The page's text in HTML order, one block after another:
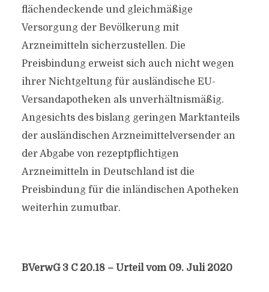
flächendeckende und gleichmäßige
Versorgung der Bevölkerung mit
Arzneimitteln sicherzustellen. Die
Preisbindung erweist sich auch nicht wegen
ihrer Nichtgeltung für ausländische EU-
Versandapotheken als unverhältnismäßig.
Angesichts des bislang geringen Marktanteils
der ausländischen Arzneimittelversender an
der Abgabe von rezeptpflichtigen
Arzneimitteln in Deutschland ist die
Preisbindung für die inländischen Apotheken
weiterhin zumutbar.
BVerwG 3 C 20.18 – Urteil vom 09. Juli 2020